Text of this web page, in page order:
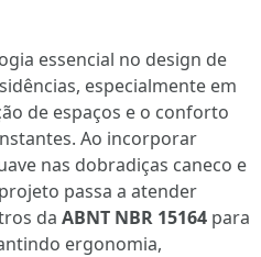
essencial no design de
especialmente em
de espaços e o conforto
Ao incorporar
nas dobradiças caneco e
passa a atender
da ABNT NBR 15164 para
ergonomia,